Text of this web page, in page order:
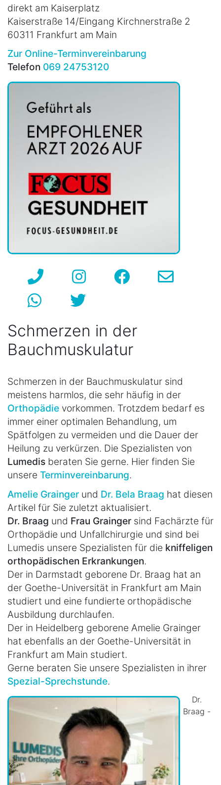
direkt am Kaiserplatz
Kaiserstraße 14/Eingang Kirchnerstraße 2
60311 Frankfurt am Main
Zur Online-Terminvereinbarung
Telefon 069 24753120
Schmerzen in der
Bauchmuskulatur
Schmerzen in der Bauchmuskulatur sind
meistens harmlos, die sehr häufig in der
Orthopädie vorkommen. Trotzdem bedarf es
immer einer optimalen Behandlung, um
Spätfolgen zu vermeiden und die Dauer der
Heilung zu verkürzen. Die Spezialisten von
Lumedis beraten Sie gerne. Hier finden Sie
unsere Terminvereinbarung.
Amelie Grainger und Dr. Bela Braag hat diesen
Artikel für Sie zuletzt aktualisiert.
Dr. Braag und Frau Grainger sind Fachärzte für
Orthopädie und Unfallchirurgie und sind bei
Lumedis unsere Spezialisten für die kniffeligen
orthopädischen Erkrankungen.
Der in Darmstadt geborene Dr. Braag hat an
der Goethe-Universität in Frankfurt am Main
studiert und eine fundierte orthopädische
Ausbildung durchlaufen.
Der in Heidelberg geborene Amelie Grainger
hat ebenfalls an der Goethe-Universität in
Frankfurt am Main studiert.
Gerne beraten Sie unsere Spezialisten in ihrer
Spezial-Sprechstunde.
Dr.
Braag -